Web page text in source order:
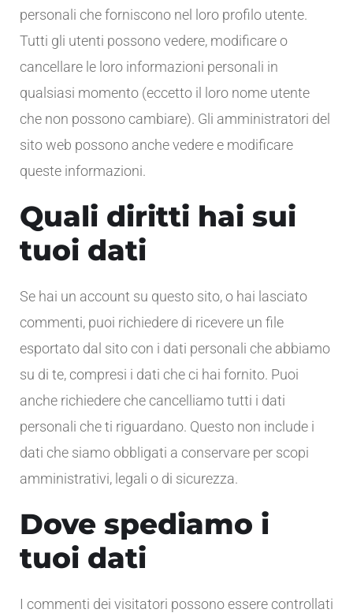
personali che forniscono nel loro profilo utente.
Tutti gli utenti possono vedere, modificare o
cancellare le loro informazioni personali in
qualsiasi momento (eccetto il loro nome utente
che non possono cambiare). Gli amministratori del
sito web possono anche vedere e modificare
queste informazioni.
Quali diritti hai sui
tuoi dati
Se hai un account su questo sito, o hai lasciato
commenti, puoi richiedere di ricevere un file
esportato dal sito con i dati personali che abbiamo
su di te, compresi i dati che ci hai fornito. Puoi
anche richiedere che cancelliamo tutti i dati
personali che ti riguardano. Questo non include i
dati che siamo obbligati a conservare per scopi
amministrativi, legali o di sicurezza.
Dove spediamo i
tuoi dati
I commenti dei visitatori possono essere controllati